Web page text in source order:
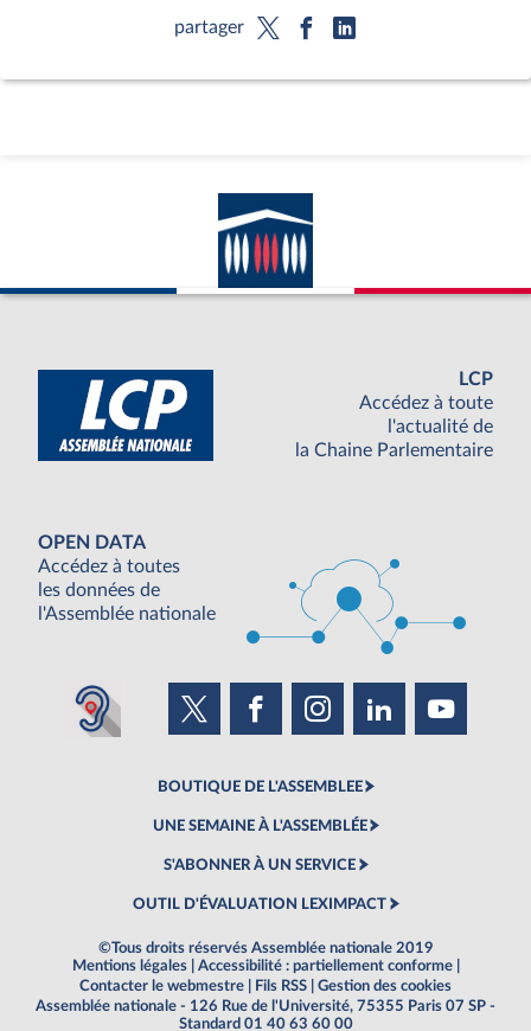
partager
LCP
Accédez à toute
l'actualité de
la Chaine Parlementaire
OPEN DATA
Accédez à toutes
les données de
l'Assemblée nationale
BOUTIQUE DE L'ASSEMBLEE
UNE SEMAINE À L'ASSEMBLÉE
S'ABONNER À UN SERVICE
OUTIL D'ÉVALUATION LEXIMPACT
©Tous droits réservés Assemblée nationale 2019
Mentions légales
Accessibilité : partiellement conforme
Contacter le webmestre
Fils RSS
Gestion des cookies
Assemblée nationale - 126 Rue de l'Université, 75355 Paris 07 SP -
Standard 01 40 63 60 00